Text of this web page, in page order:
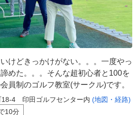
けどきっかけがない。。。一度やっ
めた。。。そんな超初心者と100を
員制のゴルフ教室(サークル)です。
18-4 印田ゴルフセンター内 (地図・経路)
10分